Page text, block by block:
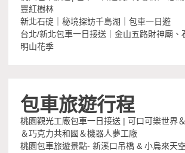
豐紅樹林
新北石碇｜秘境探訪千島湖｜包車一日遊
台北/新北包車一日接送｜金山五路財神廟、
明山花季
包車旅遊行程
桃園觀光工廠包車一日接送 | 可口可樂世界
＆巧克力共和國＆機器人夢工廠
桃園包車旅遊景點- 新溪口吊橋 & 小烏來天